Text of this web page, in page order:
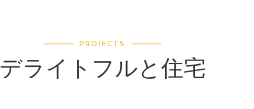
PROJECTS
デライトフルと住宅